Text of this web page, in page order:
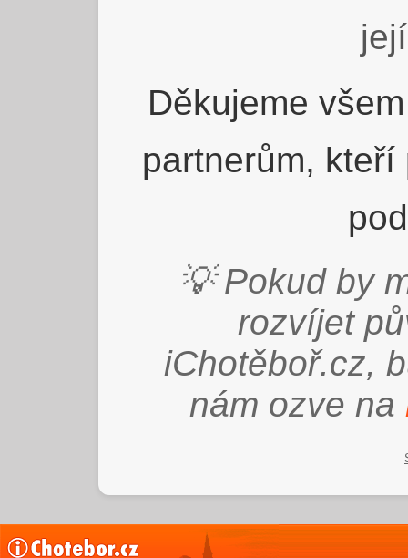
Děkujeme
partnerům,
💡 Pokud by
rozvíjet
iChotěboř.cz,
nám ozve na